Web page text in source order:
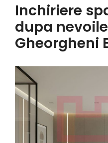
Inchiriere
dupa
Gheorgheni